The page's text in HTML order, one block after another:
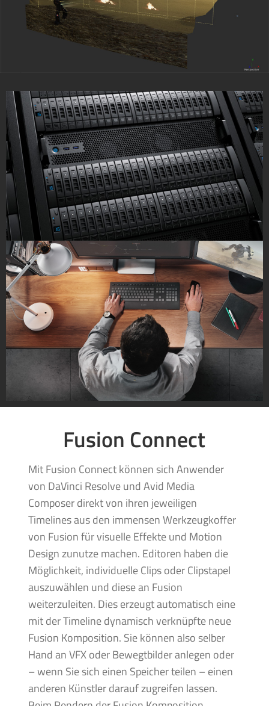
Fusion Connect
Mit Fusion Connect können sich Anwender
von DaVinci Resolve und Avid Media
Composer direkt von ihren jeweiligen
Timelines aus den immensen Werkzeugkoffer
von Fusion für visuelle Effekte und Motion
Design zunutze machen. Editoren haben die
Möglichkeit, individuelle Clips oder Clipstapel
auszuwählen und diese an Fusion
weiterzuleiten. Dies erzeugt automatisch eine
mit der Timeline dynamisch verknüpfte neue
Fusion Komposition. Sie können also selber
Hand an VFX oder Bewegtbilder anlegen oder
– wenn Sie sich einen Speicher teilen – einen
anderen Künstler darauf zugreifen lassen.